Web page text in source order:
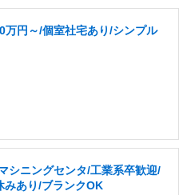
円～/個室社宅あり/シンプル
シニングセンタ/工業系卒歓迎/
みあり/ブランクOK